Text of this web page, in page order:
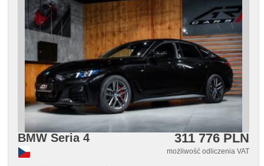
BMW Seria 4 311 776 PLN
możliwość odliczenia VAT